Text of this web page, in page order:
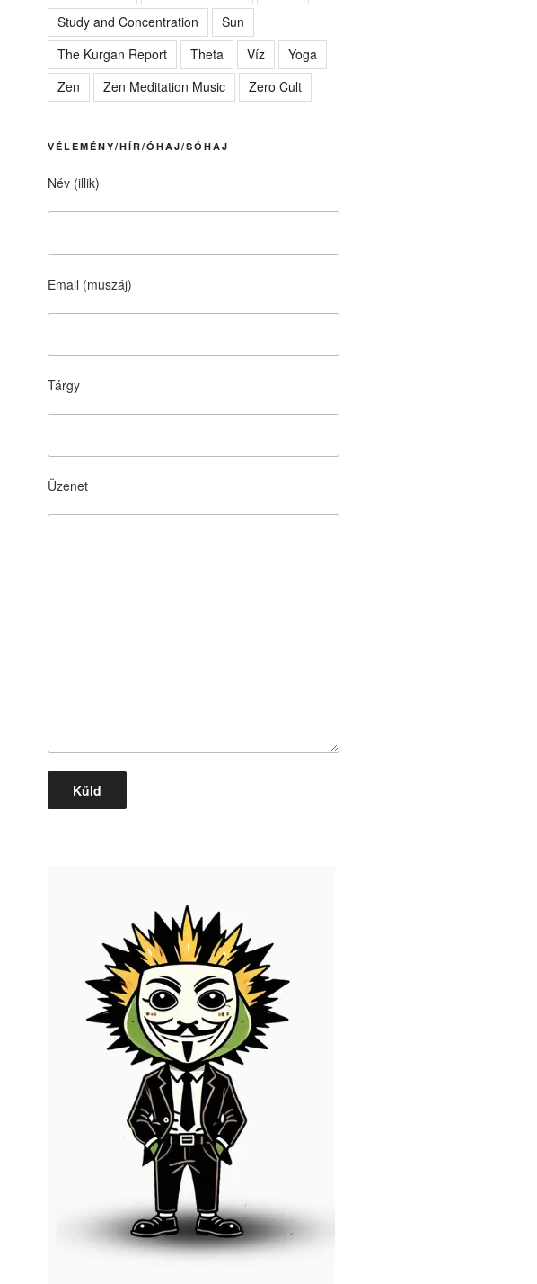
Study and Concentration
Sun
The Kurgan Report
Theta Víz
Yoga
Zen
Zen Meditation Music Zero Cult
VÉLEMÉNY/HÍR/ÓHAJ/SÓHAJ
Név (illik)
Email (muszáj)
Tárgy
Üzenet